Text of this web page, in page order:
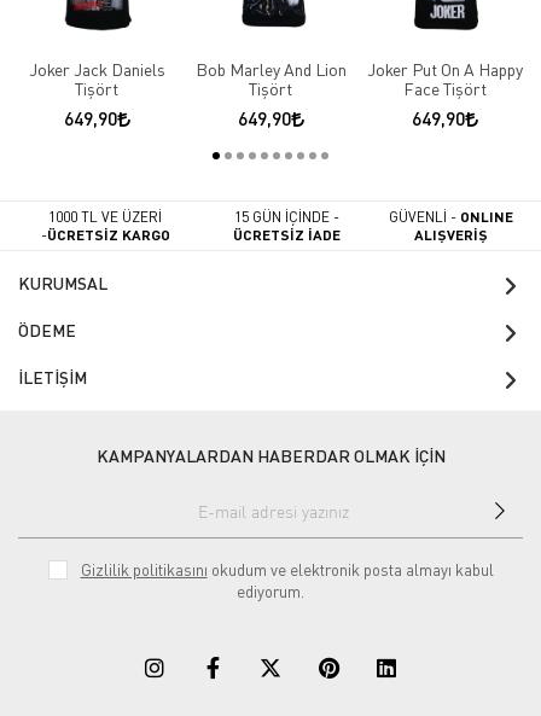
Joker Jack Daniels
Tişört
649,90
Bob Marley And Lion
Tişört
649,90
Joker Put On A Happy
Face Tişört
649,90
1000 TL VE ÜZERİ
-ÜCRETSİZ KARGO
15 GÜN İÇİNDE -
ÜCRETSİZ İADE
GÜVENLİ - ONLINE
ALIŞVERİŞ
KURUMSAL
ÖDEME
İLETİŞİM
KAMPANYALARDAN HABERDAR OLMAK İÇİN
Gizlilik politikasını okudum ve elektronik posta almayı kabul
ediyorum.